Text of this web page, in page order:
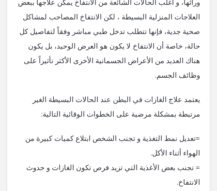
ورائها، و أغلب الحالات الشائعة من الانتفاخ يمكن علاجها ببعض
العلاجات المنزلية البسيطة ، لكن الانتفاخ المصاحب لمشاكل
صحية جدية، فإنها تتطلب تدخل طبي مباشر وفقاً لتفاصيل كل
حالة، خاصة أن الانتفاخ لا يكون هو العرض الوحيد، بل يكون
هناك العديد من الأعراض الجسمانية الأخرى الأكثر تأثيراً على
وظائف الجسم.
يعتمد علاج الغازات في البطن عند الحالات البسيطة الغير
مرتبطة بمشكلة مرضية على الخطوات الوقائية التالية:
=تعديل نمط التغذية و تجنب الشخص ابتلاع كميات كبيرة من
الهواء أثناء الأكل.
= تجنب بعض الأغذية التي تزيد فرص تكون الغازات و حدوث
الانتفاخ.